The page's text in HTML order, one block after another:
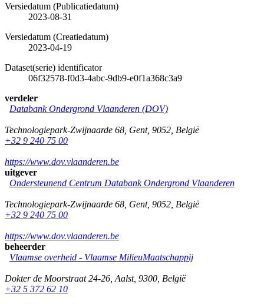
Versiedatum (Publicatiedatum)
2023-08-31
Versiedatum (Creatiedatum)
2023-04-19
Dataset(serie) identificator
06f32578-f0d3-4abc-9db9-e0f1a368c3a9
verdeler
Databank Ondergrond Vlaanderen (DOV)
Technologiepark-Zwijnaarde 68 Gent, 9052 België
+32 9 240 75 00
https://www.dov.vlaanderen.be
uitgever
Ondersteunend Centrum Databank Ondergrond Vlaanderen
Technologiepark-Zwijnaarde 68 Gent, 9052 België
+32 9 240 75 00
https://www.dov.vlaanderen.be
beheerder
Vlaamse overheid - Vlaamse MilieuMaatschappij
Dokter de Moorstraat 24-26 Aalst, 9300 België
+32 5 372 62 10